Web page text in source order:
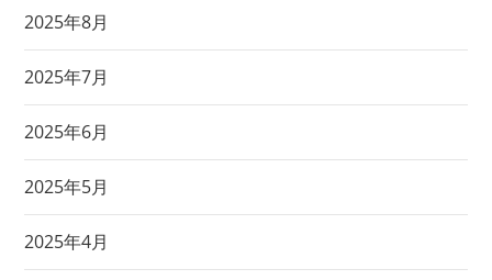
2025年8月
2025年7月
2025年6月
2025年5月
2025年4月